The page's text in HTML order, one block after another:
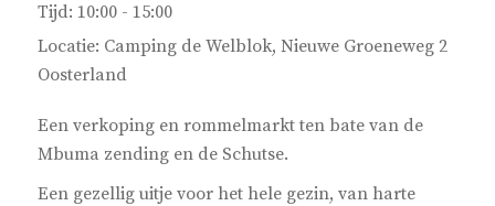
Tijd: 10:00 - 15:00
Locatie: Camping de Welblok, Nieuwe Groeneweg 2
Oosterland
Een verkoping en rommelmarkt ten bate van de
Mbuma zending en de Schutse.
Een gezellig uitje voor het hele gezin, van harte